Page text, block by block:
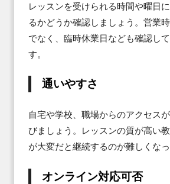
レッスンを受けられる時間や曜日
るかどうか確認しましょう。営業
でなく、臨時休業日なども確認し
す。
通いやすさ
自宅や学校、職場からのアクセス
びましょう。レッスンの質が高い
が大変だと継続するのが難しくなっ
オンライン対応可否